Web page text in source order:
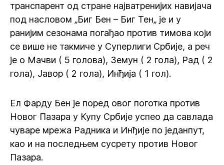
транспарент од стране најватренијих навијача
под насловом „Биг Бен – Биг Тен„ је и у
ранијим сезонама погађао против тимова који
се више не такмиче у Суперлиги Србије, а реч
је о Мачви ( 5 голова), Земун ( 2 гола), Рад ( 2
гола), Јавор ( 2 гола), Инђија ( 1 гол).
Ел Фарду Бен је поред овог поготка против
Новог Пазара у Купу Србије успео да савлада
чуваре мрежа Радника и Инђије по једанпут,
као и на последњем сусрету против Новог
Пазара.